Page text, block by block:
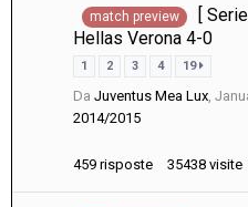
match preview
[
Hellas Verona 4-0
1 2 3 4 19
Da Juventus Mea Lux
2014/2015
459 risposte 35438 visite